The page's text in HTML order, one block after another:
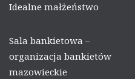
Idealne małżeństwo
Sala bankietowa –
organizacja bankietów
mazowieckie